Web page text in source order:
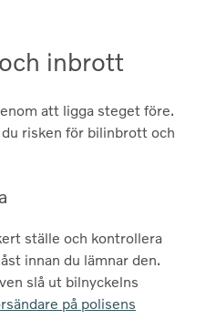
inbrott
att ligga steget före.
risken för bilinbrott och
ställe och kontrollera
innan du lämnar den.
slå ut bilnyckelns
på polisens